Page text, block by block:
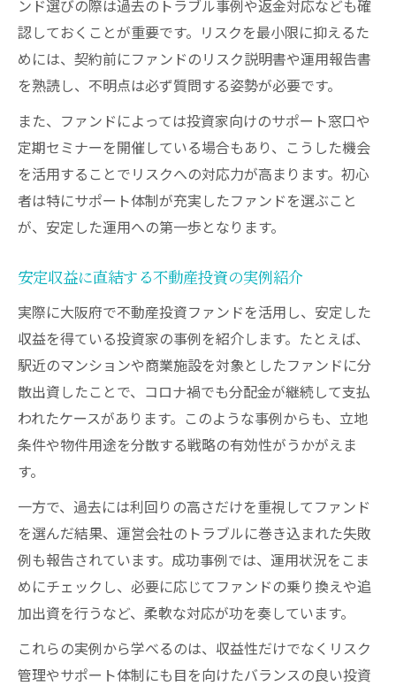
ンド選びの際は過去のトラブル事例や返金対応なども確
認しておくことが重要です。リスクを最小限に抑えるた
めには、契約前にファンドのリスク説明書や運用報告書
を熟読し、不明点は必ず質問する姿勢が必要です。
また、ファンドによっては投資家向けのサポート窓口や
定期セミナーを開催している場合もあり、こうした機会
を活用することでリスクへの対応力が高まります。初心
者は特にサポート体制が充実したファンドを選ぶこと
が、安定した運用への第一歩となります。
安定収益に直結する不動産投資の実例紹介
実際に大阪府で不動産投資ファンドを活用し、安定した
収益を得ている投資家の事例を紹介します。たとえば、
駅近のマンションや商業施設を対象としたファンドに分
散出資したことで、コロナ禍でも分配金が継続して支払
われたケースがあります。このような事例からも、立地
条件や物件用途を分散する戦略の有効性がうかがえま
す。
一方で、過去には利回りの高さだけを重視してファンド
を選んだ結果、運営会社のトラブルに巻き込まれた失敗
例も報告されています。成功事例では、運用状況をこま
めにチェックし、必要に応じてファンドの乗り換えや追
加出資を行うなど、柔軟な対応が功を奏しています。
これらの実例から学べるのは、収益性だけでなくリスク
管理やサポート体制にも目を向けたバランスの良い投資